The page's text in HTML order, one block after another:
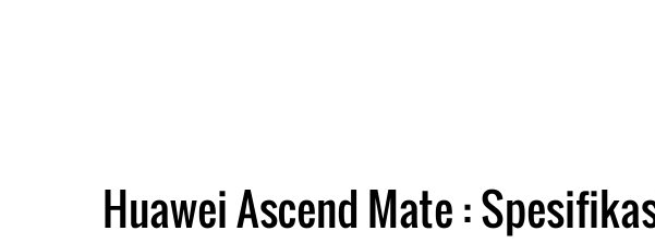
Huawei Ascend Mate :